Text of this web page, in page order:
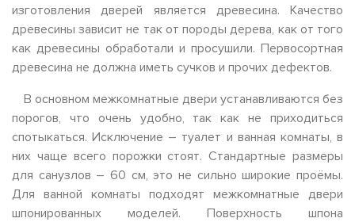
изготовления дверей является древесина. Качество
древесины зависит не так от породы дерева, как от того
как древесины обработали и просушили. Первосортная
древесина не должна иметь сучков и прочих дефектов.
В основном межкомнатные двери устанавливаются без
порогов, что очень удобно, так как не приходиться
спотыкаться. Исключение – туалет и ванная комнаты, в
них чаще всего порожки стоят. Стандартные размеры
для санузлов – 60 см, это не сильно широкие проёмы.
Для ванной комнаты подходят межкомнатные двери
шпонированных моделей. Поверхность шпона